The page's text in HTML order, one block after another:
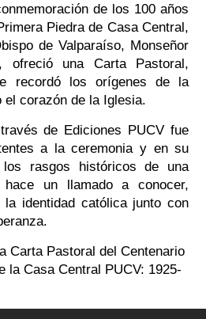
de los 100 años
Piedra de Casa Central,
de Valparaíso, Monseñor
ofreció una Carta Pastoral,
recordó los orígenes de la
el corazón de la Iglesia.
de Ediciones PUCV fue
a la ceremonia y en su
rasgos históricos de una
un llamado a conocer,
identidad católica junto con
Carta Pastoral del Centenario
la Casa Central PUCV: 1925-